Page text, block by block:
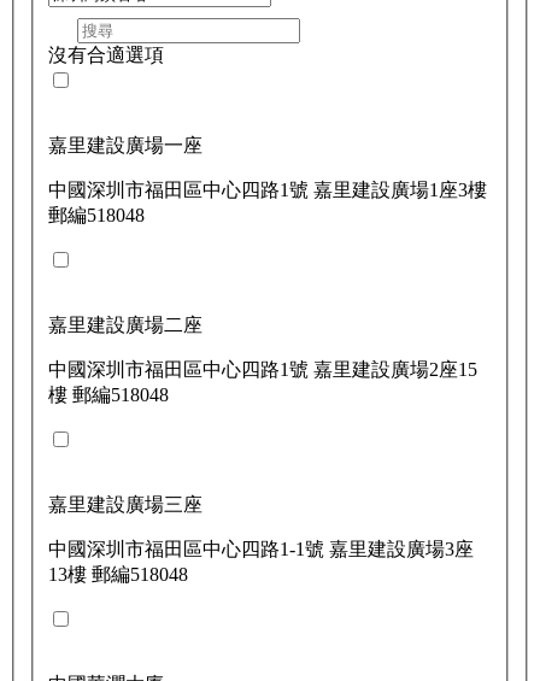
沒有合適選項
嘉里建設廣場一座
中國深圳市福田區中心四路1號 嘉里建設廣場1座3樓
郵編518048
嘉里建設廣場二座
中國深圳市福田區中心四路1號 嘉里建設廣場2座15
樓 郵編518048
嘉里建設廣場三座
中國深圳市福田區中心四路1-1號 嘉里建設廣場3座
13樓 郵編518048